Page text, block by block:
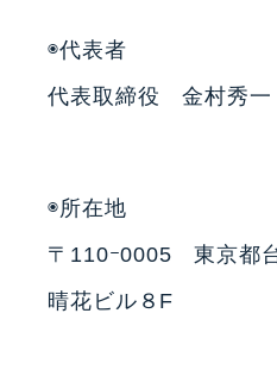
◉代表者
代表取締役 金村秀一
◉所在地
〒110ｰ0005 東京都
晴花ビル８F